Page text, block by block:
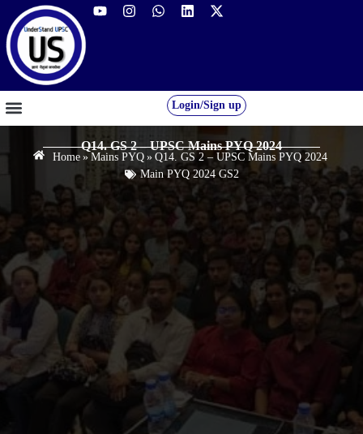
Login/Sign up
Q14. GS 2 – UPSC Mains PYQ 2024
Home » Mains PYQ » Q14. GS 2 – UPSC Mains PYQ 2024
Main PYQ 2024 GS2